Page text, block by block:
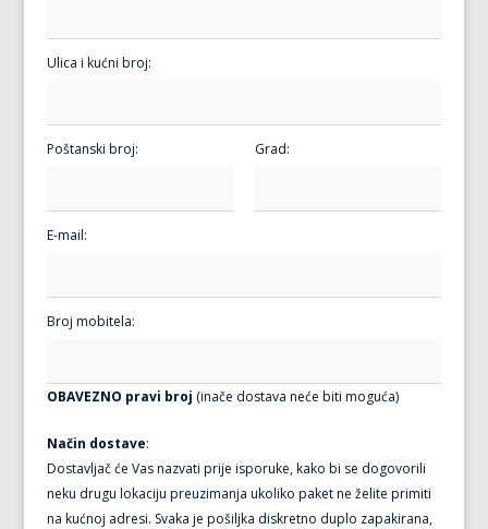
Ulica i kućni broj:
Poštanski broj: Grad:
E-mail:
Broj mobitela:
OBAVEZNO pravi broj (inače dostava neće biti moguća)
Način dostave:
Dostavljač će Vas nazvati prije isporuke, kako bi se dogovorili
neku drugu lokaciju preuzimanja ukoliko paket ne želite primiti
na kućnoj adresi. Svaka je pošiljka diskretno duplo zapakirana,